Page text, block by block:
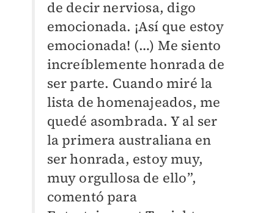
de decir nerviosa, digo
emocionada. ¡Así que estoy
emocionada! (…) Me siento
increíblemente honrada de
ser parte. Cuando miré la
lista de homenajeados, me
quedé asombrada. Y al ser
la primera australiana en
ser honrada, estoy muy,
muy orgullosa de ello”,
comentó para